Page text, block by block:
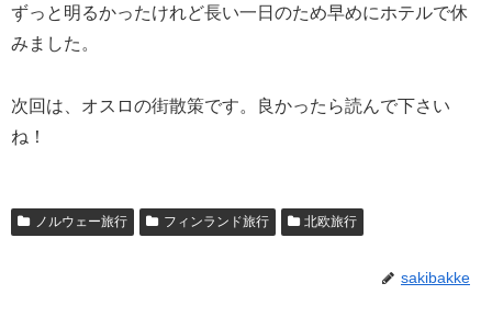
ずっと明るかったけれど長い一日のため早めにホテルで休
みました。
次回は、オスロの街散策です。良かったら読んで下さい
ね！
ノルウェー旅行 フィンランド旅行 北欧旅行
sakibakke